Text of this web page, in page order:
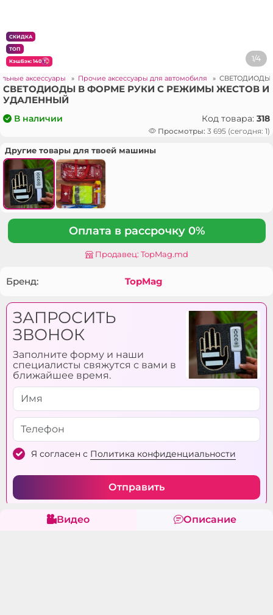
СКИДКА
ТОП
КэшБэк: 140 1/4
аксессуары » Прочие аксессуары для автомобиля » СВЕТОДИОДЫ
СВЕТОДИОДЫ В ФОРМЕ РУКИ С РЕЖИМЫ ЖЕСТОВ И
УДАЛЕННЫЙ
В наличии Код товара: 318
Просмотры: 3 695 (сегодня: 1)
Другие товары для твоей машины
Оплата в рассрочку 0%
Продавец: TopMag.md
Бренд: TopMag
ЗАПРОСИТЬ
ЗВОНОК
Заполните форму и наши
специалисты свяжутся с вами в
ближайшее время.
Я согласен с Политика конфиденциальности
Отправить
Видео Описание